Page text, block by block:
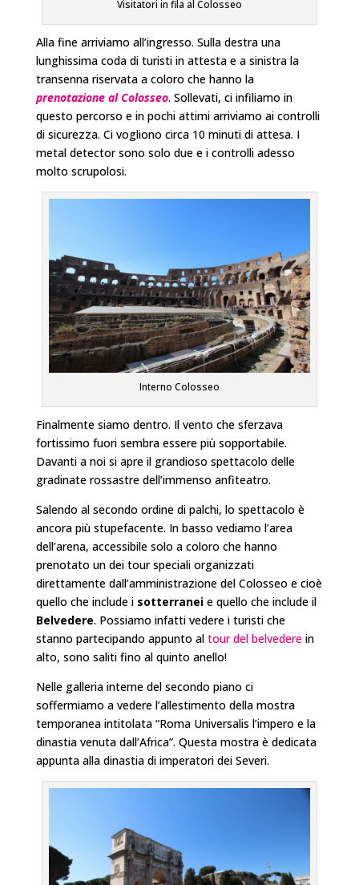
Visitatori in fila al Colosseo
Alla fine arriviamo all’ingresso. Sulla destra una
lunghissima coda di turisti in attesta e a sinistra la
transenna riservata a coloro che hanno la
prenotazione al Colosseo. Sollevati, ci infiliamo in
questo percorso e in pochi attimi arriviamo ai controlli
di sicurezza. Ci vogliono circa 10 minuti di attesa. I
metal detector sono solo due e i controlli adesso
molto scrupolosi.
Interno Colosseo
Finalmente siamo dentro. Il vento che sferzava
fortissimo fuori sembra essere più sopportabile.
Davanti a noi si apre il grandioso spettacolo delle
gradinate rossastre dell’immenso anfiteatro.
Salendo al secondo ordine di palchi, lo spettacolo è
ancora più stupefacente. In basso vediamo l’area
dell’arena, accessibile solo a coloro che hanno
prenotato un dei tour speciali organizzati
direttamente dall’amministrazione del Colosseo e cioè
quello che include i sotterraneie quello che include il
Belvedere. Possiamo infatti vedere i turisti che
stanno partecipando appunto al tour del belvederein
alto, sono saliti fino al quinto anello!
Nelle galleria interne del secondo piano ci
soffermiamo a vedere l’allestimento della mostra
temporanea intitolata “Roma Universalis l’impero e la
dinastia venuta dall’Africa”. Questa mostra è dedicata
appunta alla dinastia di imperatori dei Severi.